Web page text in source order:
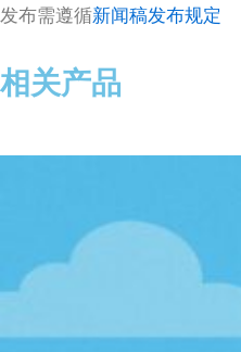
发布需遵循新闻稿发布规定
相关产品